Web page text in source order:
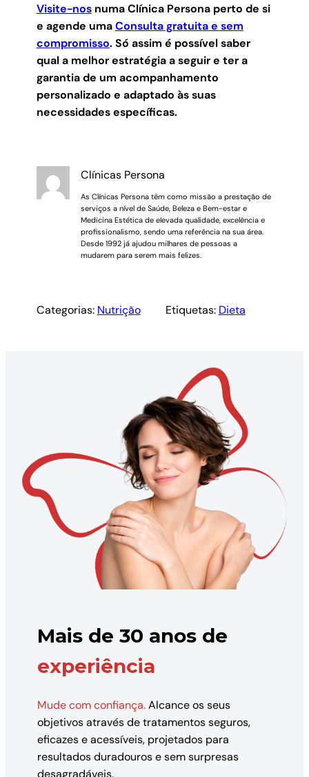
Visite-nosnuma Clínica Persona perto de si
e agende umaConsulta gratuita e sem
compromisso. Só assim é possível saber
qual a melhor estratégia a seguir e ter a
garantia de um acompanhamento
personalizado e adaptado às suas
necessidades específicas.
Clínicas Persona
As Clínicas Persona têm como missão a prestação de
serviços a nível de Saúde, Beleza e Bem-estar e
Medicina Estética de elevada qualidade, excelência e
profissionalismo, sendo uma referência na sua área.
Desde 1992 já ajudou milhares de pessoas a
mudarem para serem mais felizes.
Categorias: Nutrição Etiquetas: Dieta
Mais de 30 anos de
experiência
Mude com confiança.Alcance os seus
objetivos através de tratamentos seguros,
eficazes e acessíveis, projetados para
resultados duradouros e sem surpresas
desagradáveis.